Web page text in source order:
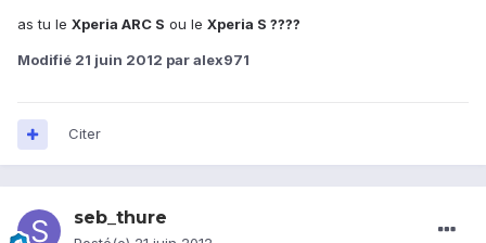
as tu le Xperia ARC S ou le Xperia S ????
Modifié 21 juin 2012 par alex971
Citer
seb_thure